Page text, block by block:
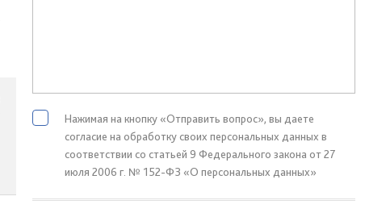
Нажимая на кнопку «Отправить вопрос», вы даете
согласие на обработку своих персональных данных в
соответствии со статьей 9 Федерального закона от 27
июля 2006 г. № 152-ФЗ «О персональных данных»